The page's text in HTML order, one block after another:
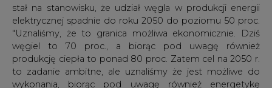
Rynek mocy wprowadza wsparcie w postaci
dodatkowego wynagrodzenia - płatności mocowych -
dla źródeł wytwórczych za to, że przez określony w
kontrakcie czas, w razie potrzeby, np. niedoboru energii,
będą dysponować odpowiednią mocą, czyli będą mogły
dostarczyć potrzebną energię.